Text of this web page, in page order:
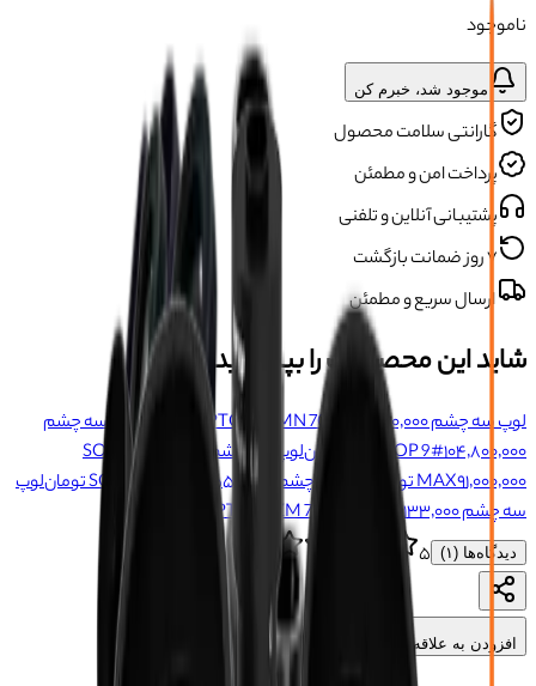
ناموجود
موجود شد، خبرم کن
گارانتی سلامت محصول
پرداخت امن و مطمئن
پشتیبانی آنلاین و تلفنی
۷ روز ضمانت بازگشت
ارسال سریع و مطمئن
شاید این محصولات را بپسندید
لوپ سه چشم SOPTOP SZMN 7045۸۷٬۶۷۰٬۰۰۰ تومان
لوپ سه چشم
SOPTOP 9#۱۰۴٬۸۰۰٬۰۰۰ تومان
لوپ سه چشم SOPTOP 71PRO
MAX۹۱٬۰۰۰٬۰۰۰ تومان لوپ سه چشم SOPTOP 6# ۷۳٬۵۵۷٬۰۰۰ تومان
لوپ
سه چشم SOPTOP SZM 7060PRO۵۶٬۱۳۳٬۰۰۰ تومان
دیدگاه‌ها (۱) ۵
افزودن به علاقه‌مندی‌ها